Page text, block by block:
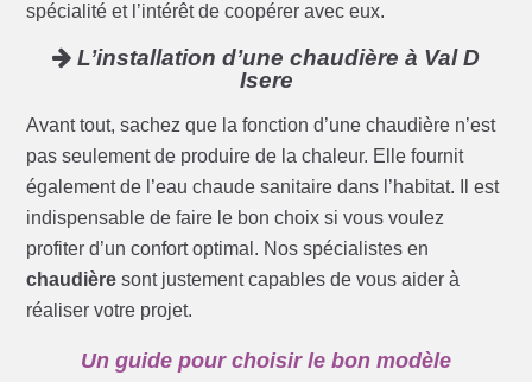
spécialité et l’intérêt de coopérer avec eux.
L’installation d’une chaudière à Val D
Isere
Avant tout, sachez que la fonction d’une chaudière n’est
pas seulement de produire de la chaleur. Elle fournit
également de l’eau chaude sanitaire dans l’habitat. Il est
indispensable de faire le bon choix si vous voulez
profiter d’un confort optimal. Nos spécialistes en
chaudière sont justement capables de vous aider à
réaliser votre projet.
Un guide pour choisir le bon modèle